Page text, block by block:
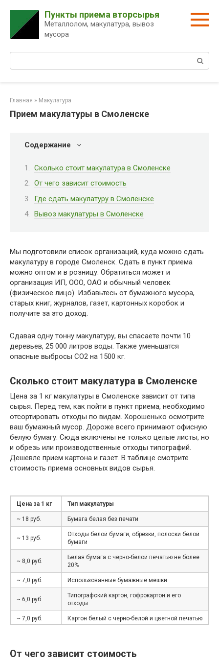
контенту
Пункты приема вторсырья
Металлолом, макулатура, вывоз
мусора
Главная » Макулатура
Прием макулатуры в Смоленске
Содержание
Сколько стоит макулатура в Смоленске
От чего зависит стоимость
Где сдать макулатуру в Смоленске
Вывоз макулатуры в Смоленске
Мы подготовили список организаций, куда можно сдать
макулатуру в городе Смоленск. Сдать в пункт приема
можно оптом и в розницу. Обратиться может и
организация ИП, ООО, ОАО и обычный человек
(физическое лицо). Избавьтесь от бумажного мусора,
старых книг, журналов, газет, картонных коробок и
получите за это доход.
Сдавая одну тонну макулатуру, вы спасаете почти 10
деревьев, 25 000 литров воды. Также уменьшатся
опасные выбросы CO2 на 1500 кг.
Сколько стоит макулатура в Смоленске
Цена за 1 кг макулатуры в Смоленске зависит от типа
сырья. Перед тем, как пойти в пункт приема, необходимо
отсортировать отходы по видам. Хорошенько осмотрите
ваш бумажный мусор. Дороже всего принимают офисную
белую бумагу. Сюда включены не только целые листы, но
и обрезь или производственные отходы типографий.
Дешевле прием картона и газет. В таблице смотрите
стоимость приема основных видов сырья.
Цена за 1 кг Тип макулатуры
~ 18 руб. Бумага белая без печати
~ 13 руб.
Отходы белой бумаги, обрезки, полоски белой
бумаги
~ 8,0 руб.
Белая бумага с черно-белой печатью не более
20%
~ 7,0 руб. Использованные бумажные мешки
~ 6,0 руб.
Типографский картон, гофрокартон и его
отходы
~ 7,0 руб. Картон белый с черно-белой и цветной печатью
~ 5,5 руб.
использования газет и газетной бумаги
От чего зависит стоимость